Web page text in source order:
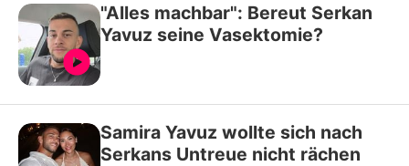
"Alles machbar": Bereut Serkan
Yavuz seine Vasektomie?
Samira Yavuz wollte sich nach
Serkans Untreue nicht rächen